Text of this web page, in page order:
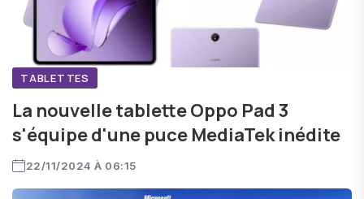
TABLETTES
La nouvelle tablette Oppo Pad 3
s'équipe d'une puce MediaTek inédite
22/11/2024 À 06:15